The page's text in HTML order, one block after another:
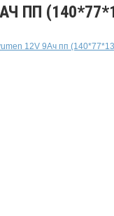
ПП